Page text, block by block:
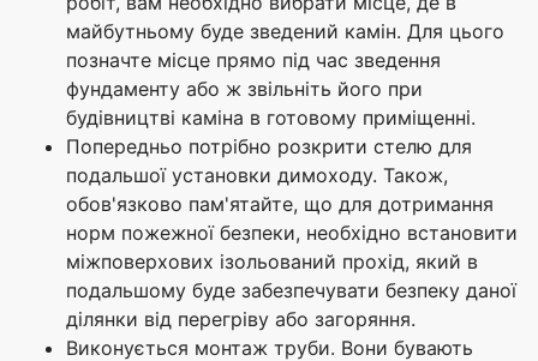
майбутньому буде зведений камін. Для цього
позначте місце прямо під час зведення
фундаменту або ж звільніть його при
будівництві каміна в готовому приміщенні.
Попередньо потрібно розкрити стелю для
подальшої установки димоходу. Також,
обов'язково пам'ятайте, що для дотримання
норм пожежної безпеки, необхідно встановити
міжповерхових ізольований прохід, який в
подальшому буде забезпечувати безпеку даної
ділянки від перегріву або загоряння.
Виконується монтаж труби. Вони бувають